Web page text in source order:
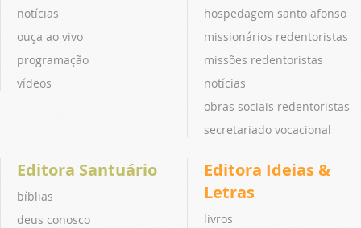
notícias
ouça ao vivo
programação
vídeos
hospedagem santo afonso
missionários redentoristas
missões redentoristas
notícias
obras sociais redentoristas
secretariado vocacional
Editora Santuário
bíblias
deus conosco
Editora Ideias &
Letras
livros